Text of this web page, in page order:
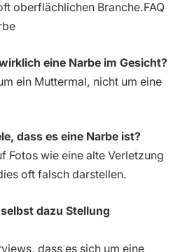
oberflächlichen Branche.FAQ
eine Narbe im Gesicht?
ein Muttermal, nicht um eine
dass es eine Narbe ist?
Fotos wie eine alte Verletzung
oft falsch darstellen.
dazu Stellung
dass es sich um eine